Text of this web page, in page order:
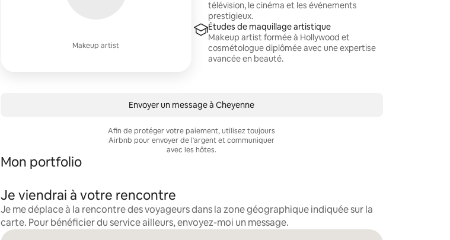
Makeup artist
télévision, le cinéma et les événements
prestigieux.
Études de maquillage artistique
Makeup artist formée à Hollywood et
cosmétologue diplômée avec une expertise
avancée en beauté.
Envoyer un message à Cheyenne
Afin de protéger votre paiement, utilisez toujours
Airbnb pour envoyer de l'argent et communiquer
avec les hôtes.
Mon portfolio
Je viendrai à votre rencontre
Je me déplace à la rencontre des voyageurs dans la zone géographique indiquée sur la
carte. Pour bénéficier du service ailleurs, envoyez-moi un message.